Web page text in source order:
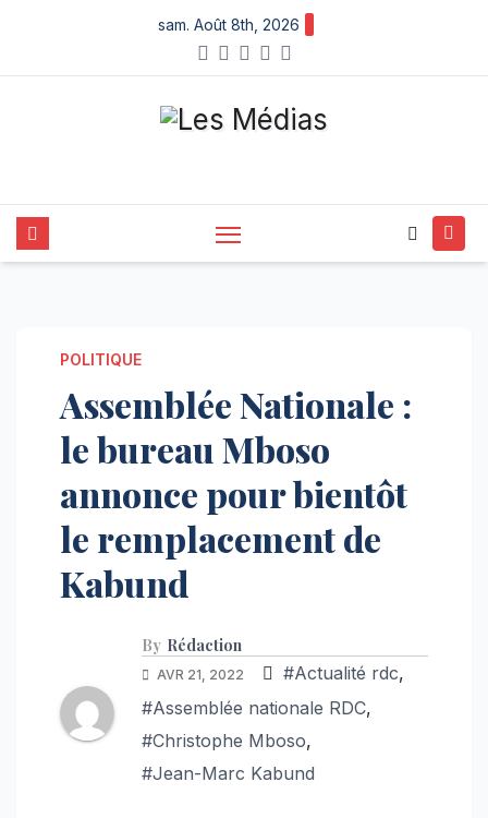
content
sam. Août 8th, 2026
POLITIQUE
Assemblée Nationale :
le bureau Mboso
annonce pour bientôt
le remplacement de
Kabund
By Rédaction
AVR 21, 2022 #Actualité rdc,
#Assemblée nationale RDC,
#Christophe Mboso,
#Jean-Marc Kabund